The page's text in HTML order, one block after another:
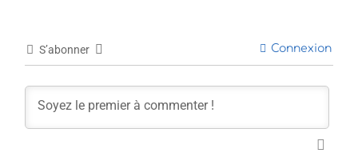
S’abonner Connexion